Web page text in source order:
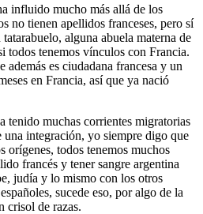
influido mucho más allá de los
no tienen apellidos franceses, pero sí
alguna abuela materna de
todos tenemos vínculos con Francia.
además es ciudadana francesa y un
en Francia, así que ya nació
tenido muchas corrientes migratorias
integración, yo siempre digo que
orígenes, todos tenemos muchos
francés y tener sangre argentina
judía y lo mismo con los otros
sucede eso, por algo de la
crisol de razas.